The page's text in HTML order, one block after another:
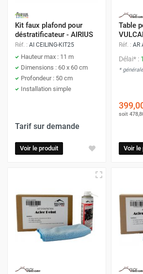
Kit faux plafond pour
déstratificateur - AIRIUS
Réf. : AI CEILING-KIT25
Hauteur max : 11 m
Dimensions : 60 x 60 cm
Profondeur : 50 cm
Installation simple
Tarif sur demande
Voir le produit
Table
Réf. : AR
Délai* :
*
soit
Voir le